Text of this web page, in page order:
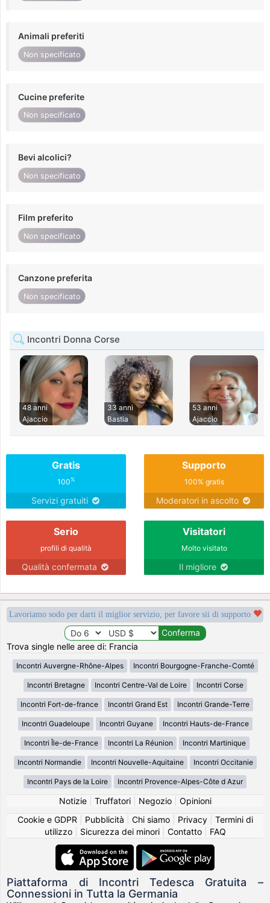
Animali preferiti
Non specificato
Cucine preferite
Non specificato
Bevi alcolici?
Non specificato
Film preferito
Non specificato
Canzone preferita
Non specificato
Incontri Donna Corse
48 anni
Ajaccio
33 anni
Bastia
53 anni
Ajaccio
Gratis
100%
Servizi gratuiti
Supporto
100% gratis
Moderatori in ascolto
Serio
profili di qualità
Qualità confermata
Visitatori
Molto visitato
Il migliore
Lavoriamo sodo per darti il miglior servizio, per favore sii di supporto
Trova single nelle aree di: Francia
Incontri Auvergne-Rhône-Alpes Incontri Bourgogne-Franche-Comté
Incontri Bretagne Incontri Centre-Val de Loire Incontri Corse
Incontri Fort-de-france Incontri Grand Est Incontri Grande-Terre
Incontri Guadeloupe Incontri Guyane Incontri Hauts-de-France
Incontri Île-de-France Incontri La Réunion Incontri Martinique
Incontri Normandie Incontri Nouvelle-Aquitaine Incontri Occitanie
Incontri Pays de la Loire Incontri Provence-Alpes-Côte d Azur
Notizie| Truffatori| Negozio| Opinioni
Cookie e GDPR
Pubblicità Chi siamo| Privacy| Termini di
utilizzo| Sicurezza dei minori| Contatto| FAQ
Piattaforma di Incontri Tedesca Gratuita –
Connessioni in Tutta la Germania